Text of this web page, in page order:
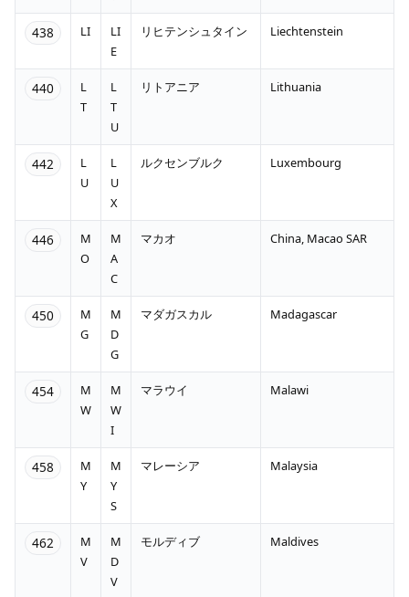
438 LI
LI
E
リヒテンシュタイン Liechtenstein
440
L
T
L
T
U
リトアニア Lithuania
442
L
U
L
U
X
ルクセンブルク Luxembourg
446
M
O
M
A
C
マカオ China, Macao SAR
450
M
G
M
D
G
マダガスカル Madagascar
454
M
W
M
W
I
マラウイ Malawi
458
M
Y
M
Y
S
マレーシア Malaysia
462
M
V
M
D
V
モルディブ Maldives